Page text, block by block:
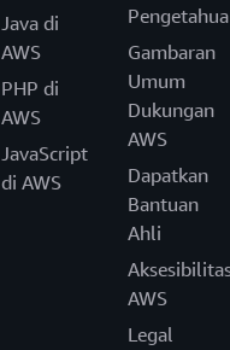
Java di
AWS
PHP di
AWS
JavaScript
di AWS
Gambaran
Umum
Dukungan
AWS
Dapatkan
Bantuan
Ahli
AWS
Legal